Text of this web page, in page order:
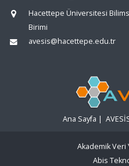
Hacettepe Üniversitesi
Birimi
avesis@hacettepe.edu.tr
Ana Sayfa |
Akademik Veri
Abis